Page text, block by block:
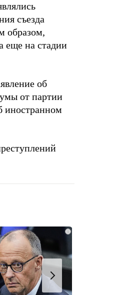
съезда
образом,
еще на стадии
об
от партии
иностранном
i